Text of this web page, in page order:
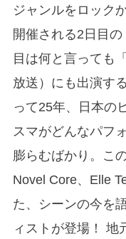
ジャンルをロック
開催される2日目
目は何と言っても
放送）にも出演す
って25年、日本の
スマがどんなパフ
膨らむばかり。こ
Novel Core、Elle
た、シーンの今を
ィストが登場！ 地